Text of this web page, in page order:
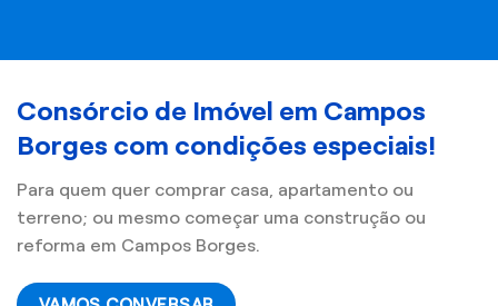
Consórcio de Imóvel em Campos
Borges com condições especiais!
Para quem quer comprar casa, apartamento ou
terreno; ou mesmo começar uma construção ou
reforma em Campos Borges.